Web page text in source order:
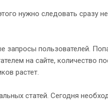
нужно следовать сразу
запросы пользователей.
на сайте, количество
растет.
статей. Сегодня